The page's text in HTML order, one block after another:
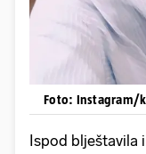
Foto: Instagram/
Ispod blještavila